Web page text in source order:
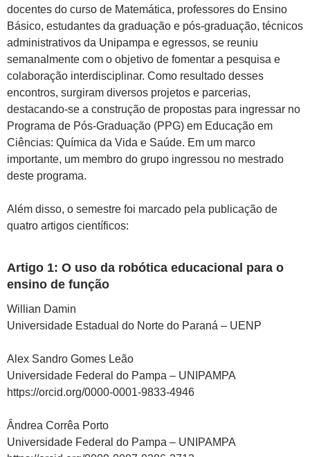
docentes do curso de Matemática, professores do Ensino
Básico, estudantes da graduação e pós-graduação, técnicos
administrativos da Unipampa e egressos, se reuniu
semanalmente com o objetivo de fomentar a pesquisa e
colaboração interdisciplinar. Como resultado desses
encontros, surgiram diversos projetos e parcerias,
destacando-se a construção de propostas para ingressar no
Programa de Pós-Graduação (PPG) em Educação em
Ciências: Química da Vida e Saúde. Em um marco
importante, um membro do grupo ingressou no mestrado
deste programa.
Além disso, o semestre foi marcado pela publicação de
quatro artigos científicos:
Artigo 1: O uso da robótica educacional para o
ensino de função
Willian Damin
Universidade Estadual do Norte do Paraná – UENP
Alex Sandro Gomes Leão
Universidade Federal do Pampa – UNIPAMPA
https://orcid.org/0000-0001-9833-4946
Ândrea Corrêa Porto
Universidade Federal do Pampa – UNIPAMPA